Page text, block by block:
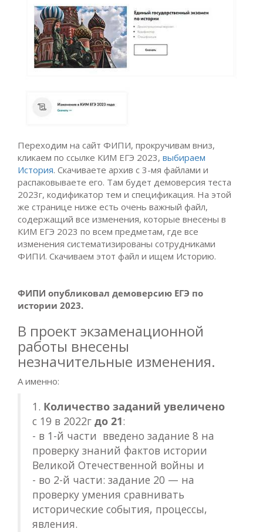
Переходим на сайт ФИПИ, прокручивам вниз,
кликаем по ссылке КИМ ЕГЭ 2023, выбираем
История. Скачиваете архив с 3-мя файлами и
распаковываете его. Там будет демоверсия теста
2023г, кодификатор тем и спецификация. На этой
же странице ниже есть очень важный файл,
содержащий все изменения, которые внесены в
КИМ ЕГЭ 2023 по всем предметам, где все
изменения систематизированы сотрудниками
ФИПИ. Скачиваем этот файл и ищем Историю.
ФИПИ опубликовал демоверсию ЕГЭ по
истории 2023.
В проект экзаменационной
работы внесены
незначительные изменения.
А именно:
1. Количество заданий увеличено
с 19 в 2022г до 21:
- в 1-й части введено задание 8 на
проверку знаний фактов истории
Великой Отечественной войны и
- во 2-й части: задание 20 — на
проверку умения сравнивать
исторические события, процессы,
явления.